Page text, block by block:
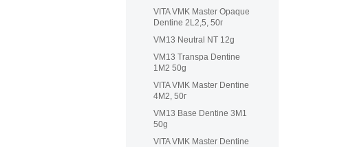
VITA VMK Master Opaque
Dentine 2L2,5, 50г
VM13 Neutral NT 12g
VM13 Transpa Dentine
1M2 50g
VITA VMK Master Dentine
4M2, 50г
VM13 Base Dentine 3M1
50g
VITA VMK Master Dentine